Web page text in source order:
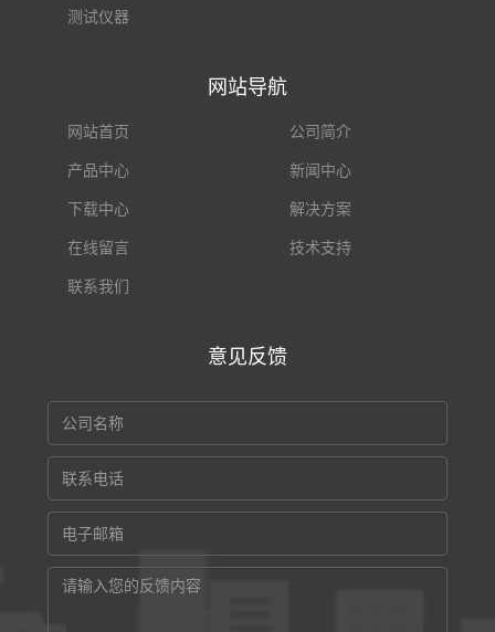
测试仪器
网站导航
网站首页 公司简介
产品中心 新闻中心
下载中心 解决方案
在线留言 技术支持
联系我们
意见反馈